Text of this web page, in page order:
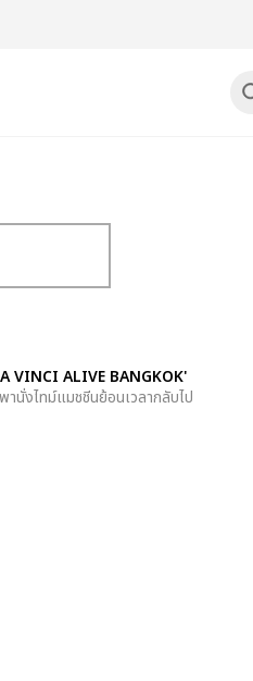
VINCI ALIVE BANGKOK'
นั่งไทม์แมชชีนย้อนเวลากลับไป